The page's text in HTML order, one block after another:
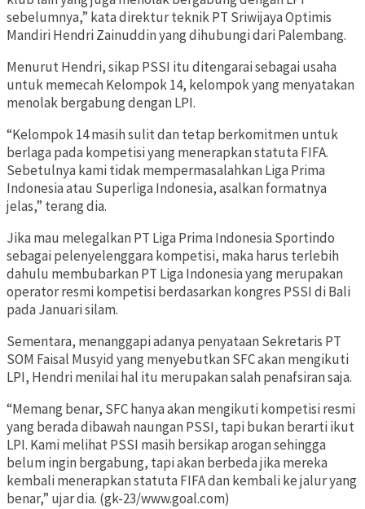
sebelumnya,” kata direktur teknik PT Sriwijaya Optimis
Mandiri Hendri Zainuddin yang dihubungi dari Palembang.
Menurut Hendri, sikap PSSI itu ditengarai sebagai usaha
untuk memecah Kelompok 14, kelompok yang menyatakan
menolak bergabung dengan LPI.
“Kelompok 14 masih sulit dan tetap berkomitmen untuk
berlaga pada kompetisi yang menerapkan statuta FIFA.
Sebetulnya kami tidak mempermasalahkan Liga Prima
Indonesia atau Superliga Indonesia, asalkan formatnya
jelas,” terang dia.
Jika mau melegalkan PT Liga Prima Indonesia Sportindo
sebagai pelenyelenggara kompetisi, maka harus terlebih
dahulu membubarkan PT Liga Indonesia yang merupakan
operator resmi kompetisi berdasarkan kongres PSSI di Bali
pada Januari silam.
Sementara, menanggapi adanya penyataan Sekretaris PT
SOM Faisal Musyid yang menyebutkan SFC akan mengikuti
LPI, Hendri menilai hal itu merupakan salah penafsiran saja.
“Memang benar, SFC hanya akan mengikuti kompetisi resmi
yang berada dibawah naungan PSSI, tapi bukan berarti ikut
LPI. Kami melihat PSSI masih bersikap arogan sehingga
belum ingin bergabung, tapi akan berbeda jika mereka
kembali menerapkan statuta FIFA dan kembali ke jalur yang
benar,” ujar dia. (gk-23/www.goal.com)